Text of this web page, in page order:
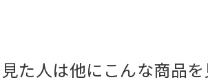
た人は他にこんな商品を